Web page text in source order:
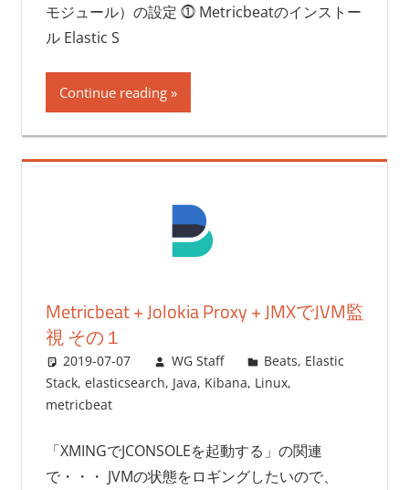
モジュール）の設定 ⓵ Metricbeatのインストー
ル Elastic S
Continue reading
Metricbeat + Jolokia Proxy + JMXでJVM監
視 その１
2019-07-07 WG Staff Beats, Elastic
Stack, elasticsearch, Java, Kibana, Linux,
metricbeat
「XMINGでJCONSOLEを起動する」の関連
で・・・ JVMの状態をロギングしたいので、